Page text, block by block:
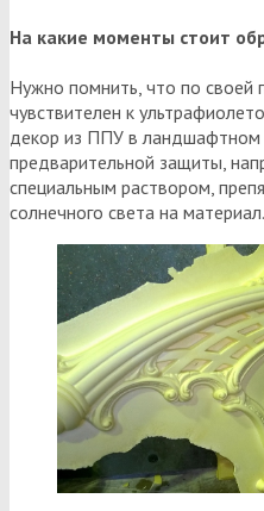
На какие моменты стоит
Нужно помнить, что по своей
чувствителен к
декор из ППУ в ландшафтном
предварительной защиты,
специальным раствором,
солнечного света на материал.